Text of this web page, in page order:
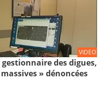
VIDEO
gestionnaire des digues,
» dénoncées